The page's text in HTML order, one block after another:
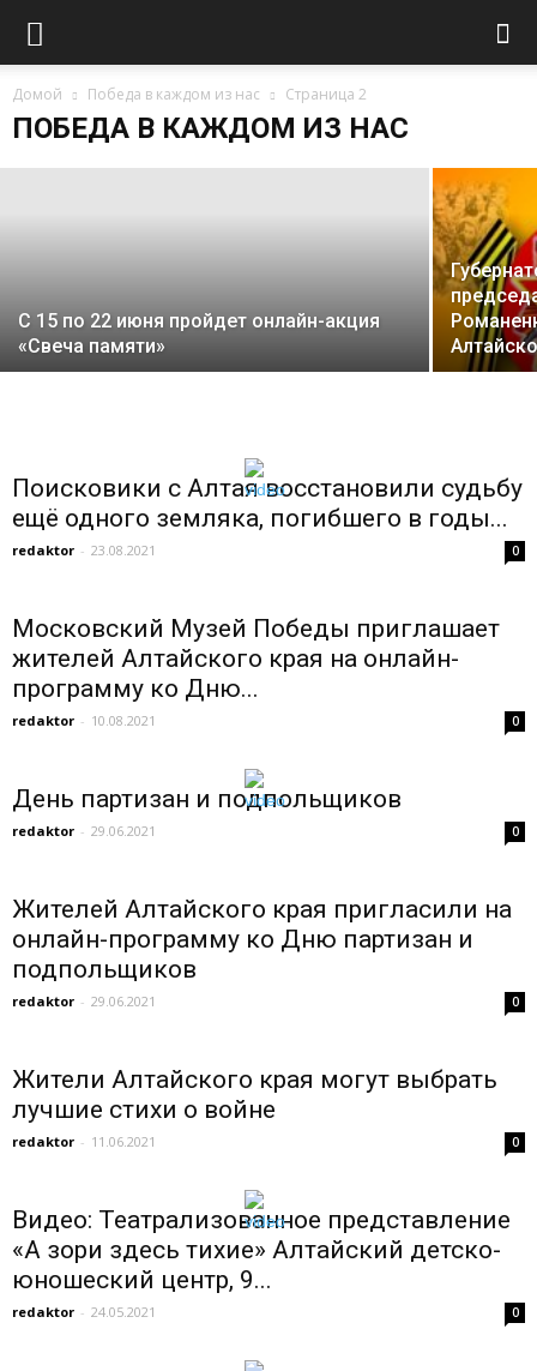
Домой Победа в каждом из нас Страница 2
ПОБЕДА В КАЖДОМ ИЗ НАС
Международного конкурса
«Проводники смыслов.
Экскурсоводы Победы»
redaktor - 11.03.2025
С 15 по 22 июня пройдет онлайн-акция
«Свеча памяти»
Поисковики с Алтая восстановили судьбу
ещё одного земляка, погибшего в годы...
redaktor - 23.08.2021 0
Московский Музей Победы приглашает
жителей Алтайского края на онлайн-
программу ко Дню...
redaktor - 10.08.2021 0
День партизан и подпольщиков
redaktor - 29.06.2021 0
Жителей Алтайского края пригласили на
онлайн-программу ко Дню партизан и
подпольщиков
redaktor - 29.06.2021 0
Жители Алтайского края могут выбрать
лучшие стихи о войне
redaktor - 11.06.2021 0
Видео: Театрализованное представление
«А зори здесь тихие» Алтайский детско-
юношеский центр, 9...
redaktor - 24.05.2021 0